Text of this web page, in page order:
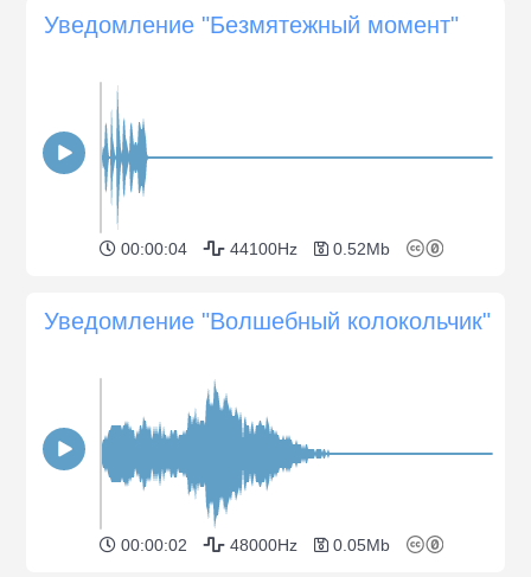
Уведомление "Безмятежный момент"
00:00:04 44100Hz 0.52Mb
Уведомление "Волшебный колокольчик"
00:00:02 48000Hz 0.05Mb